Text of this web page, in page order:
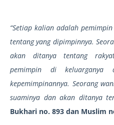
“Setiap kalian adalah
tentang yang dipimpinnya.
akan ditanya tentang
pemimpin di
kepemimpinannya. Seorang
suaminya dan akan ditanya
Bukhari no. 893 dan Muslim